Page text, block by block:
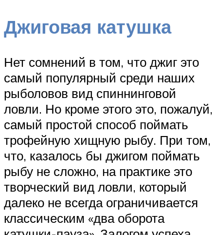
Джиговая катушка
Нет сомнений в том, что джиг это
самый популярный среди наших
рыболовов вид спиннинговой
ловли. Но кроме этого это, пожалуй,
самый простой способ поймать
трофейную хищную рыбу. При том,
что, казалось бы джигом поймать
рыбу не сложно, на практике это
творческий вид ловли, который
далеко не всегда ограничивается
классическим «два оборота